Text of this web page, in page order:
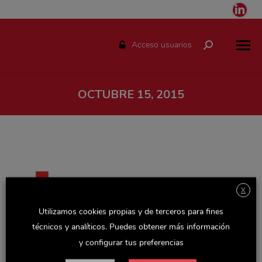
Acceso usuarios Buscar:
OCTUBRE 15, 2015
Delaviuda CG colabora en la nueva
X
Utilizamos cookies propias y de terceros para fines
técnicos y analíticos. Puedes obtener más información
y configurar tus preferencias